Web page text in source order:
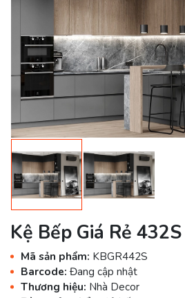
Kệ Bếp Giá Rẻ 432S
Mã sản phẩm: KBGR442S
Barcode: Đang cập nhật
Thương hiệu: Nhà Decor